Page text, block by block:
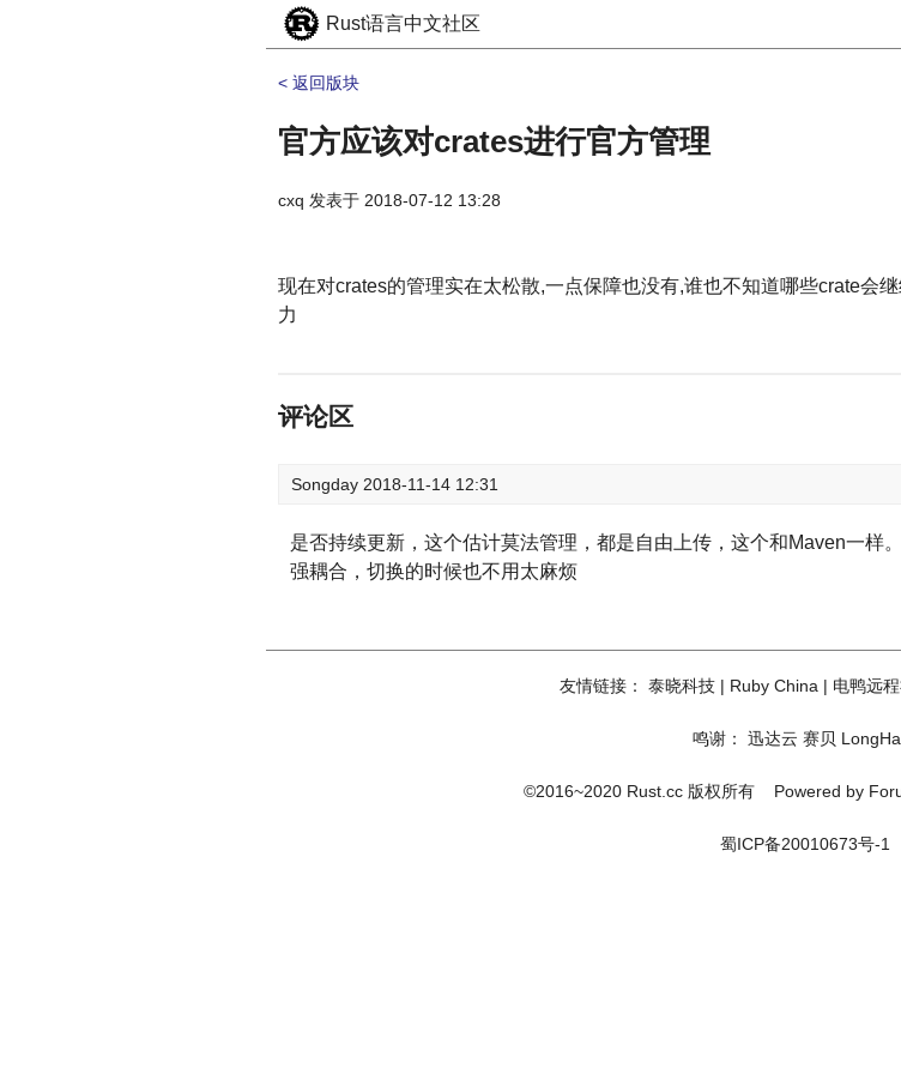
Rust语言中文社区
< 返回版块
官方应该对crates进行官方管理
cxq 发表于 2018-07-12 13:28
现在对crates的管理实在太松散,一点保障也没有,谁也不知道哪些crate会
力
评论区
Songday 2018-11-14 12:31
是否持续更新，这个估计莫法管理，都是自由上传，这个和Maven一样
强耦合，切换的时候也不用太麻烦
友情链接： 泰晓科技| Ruby China | 电鸭远
鸣谢： 迅达云 赛贝
©2016~2020 Rust.cc 版权所有 Powered by
蜀ICP备20010673号-1